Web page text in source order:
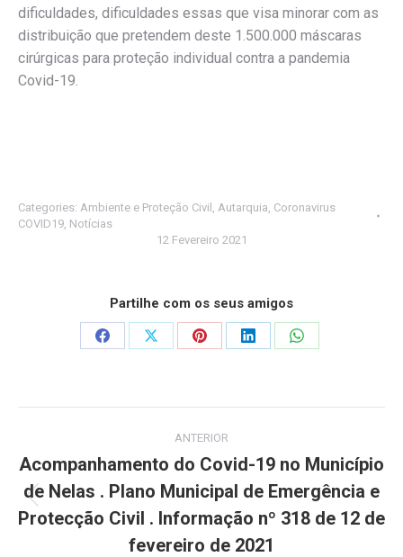
dificuldades, dificuldades essas que visa minorar com as
distribuição que pretendem deste 1.500.000 máscaras
cirúrgicas para proteção individual contra a pandemia
Covid-19.
Categories: Ambiente e Proteção Civil , Autarquia, Coronavirus
COVID19, Notícias
12 Fevereiro 2021
Partilhe com os seus amigos
Share
Share
Share
Share
Share
navigation
ANTERIOR
Previous
post:
Acompanhamento do Covid-19 no Município
de Nelas . Plano Municipal de Emergência e
Protecção Civil . Informação nº 318 de 12 de
fevereiro de 2021